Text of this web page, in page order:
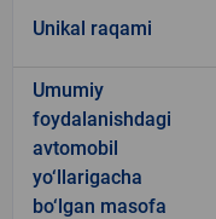
Unikal raqami
Umumiy
foydalanishdagi
avtomobil
yo‘llarigacha
bo‘lgan masofa